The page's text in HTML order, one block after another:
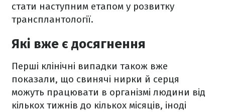
стати наступним етапом у розвитку
трансплантології.
Які вже є досягнення
Перші клінічні випадки також вже
показали, що свинячі нирки й серця
можуть працювати в організмі людини від
кількох тижнів до кількох місяців, іноді